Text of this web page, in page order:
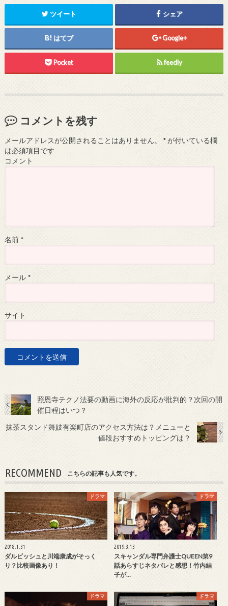
ツイート シェア
はてブ Google+
Pocket feedly
コメントを残す
メールアドレスが公開されることはありません。 *が付いている欄
は必須項目です
コメント
名前 *
メール *
サイト
照恩寺テクノ法要の動画に海外の反応が批判的？次回の開
催日程はいつ？
抹茶スタンド舞妓有楽町店のアクセス方法は？メニューと
値段おすすめトッピングは？
RECOMMEND こちらの記事も人気です。
ドラマ
2018.1.31
ダルビッシュと川端康成がそっく
り？比較画像あり！
ドラマ
2019.3.13
スキャンダル専門弁護士QUEEN第9
話あらすじネタバレと感想！竹内結
子が…
ドラマ ドラマ